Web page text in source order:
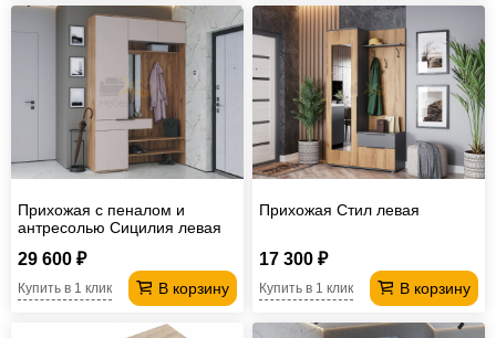
Прихожая с пеналом и
антресолью Сицилия левая
29 600 ₽
В корзину
Купить в 1 клик
Прихожая Стил левая
17 300 ₽
В корзину
Купить в 1 клик